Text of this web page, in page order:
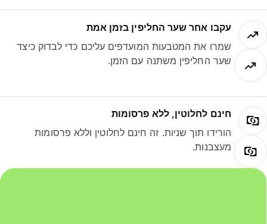
עקבו אחר שער החליפין בזמן אמת
שמרו את המטבעות המועדפים עליכם כדי לבדוק כיצד
שער החליפין משתנה עם הזמן.
חינם לחלוטין, ללא פרסומות
הורידו תוך שניות. זה חינם לחלוטין וללא פרסומות
מעצבנות.